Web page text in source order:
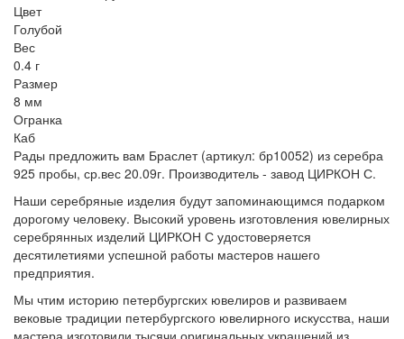
Цвет
Голубой
Вес
0.4 г
Размер
8 мм
Огранка
Каб
Рады предложить вам Браслет (артикул: бр10052) из серебра
925 пробы, ср.вес 20.09г. Производитель - завод ЦИРКОН С.
Наши серебряные изделия будут запоминающимся подарком
дорогому человеку. Высокий уровень изготовления ювелирных
серебрянных изделий ЦИРКОН С удостоверяется
десятилетиями успешной работы мастеров нашего
предприятия.
Мы чтим историю петербургских ювелиров и развиваем
вековые традиции петербургского ювелирного искусства, наши
мастера изготовили тысячи оригинальных украшений из